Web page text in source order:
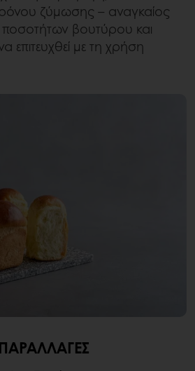
ζύμωσης – αναγκαίος
βουτύρου και
επιτευχθεί με τη χρήση